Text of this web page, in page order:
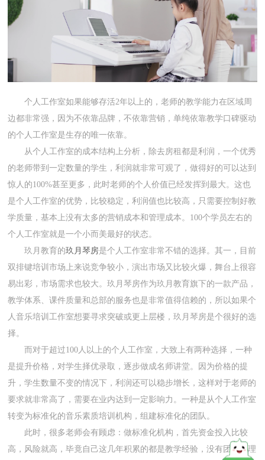
个人工作室如果能够存活2年以上的，老师的教学能力在区域周
边都非常强，因为不依靠品牌，不依靠营销，单纯依靠教学口碑驱动
的个人工作室是生存的唯一依靠。
从个人工作室的成本结构上分析，除去房租都是利润，一个优秀
的老师带到一定数量的学生，利润就非常可观了，做得好的可以达到
惊人的100%甚至更多，此时老师的个人价值已经发挥到最大。这也
是个人工作室的优势，比较稳定，利润值也比较高，只需要控制好教
学质量，基本上没有太多的营销成本和管理成本。100个学员左右的
个人工作室就是一个小而美最好的状态。
玖月教育的玖月琴房是个人工作室非常不错的选择。其一，目前
双排键培训市场上来说竞争较小，演出市场又比较火爆，舞台上很容
易出彩，市场需求也较大。玖月琴房作为玖月教育旗下的一款产品，
教学体系、课件质量和总部的服务也是非常值得信赖的，所以如果个
人音乐培训工作室想要寻求突破或更上层楼，玖月琴房是个很好的选
择。
而对于超过100人以上的个人工作室，大致上有两种选择，一种
是提升价格，对学生择优录取，逐步做成名师讲堂。因为价格的提
升，学生数量不变的情况下，利润还可以稳步增长，这样对于老师的
要求就非常高了，需要在业内达到一定影响力。一种是从个人工作室
转变为标准化的音乐素质培训机构，组建标准化的团队。
此时，很多老师会有顾虑：做标准化机构，首先资金投入比较
高，风险就高，毕竟自己这几年积累的都是教学经验，没有团队管理